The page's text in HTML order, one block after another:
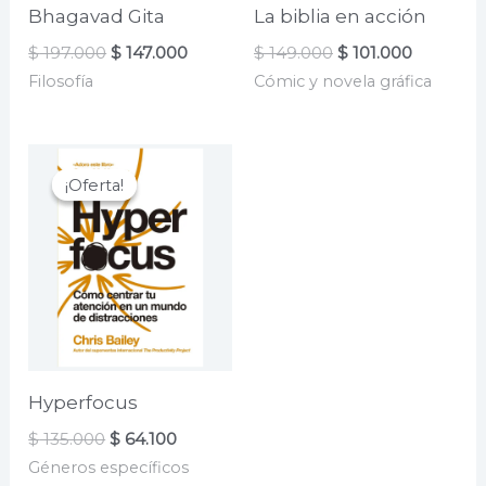
Bhagavad Gita
$197.000 El
$ 147.000El
Filosofía
La biblia en acción
$149.000 El
precio
original
$ 101.000El
precio
actual
Cómic y novela gráfica
¡Oferta!
¡Oferta!
Hyperfocus
$135.000 El
precio
original
$ 64.100El
actual
Géneros específicos